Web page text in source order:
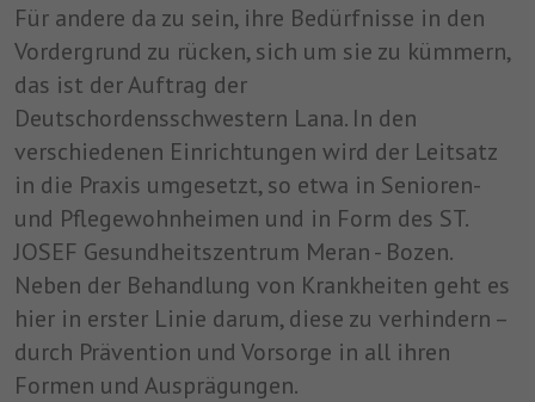
Für andere da zu sein, ihre Bedürfnisse in den
Vordergrund zu rücken, sich um sie zu kümmern,
das ist der Auftrag der
Deutschordensschwestern Lana. In den
verschiedenen Einrichtungen wird der Leitsatz
in die Praxis umgesetzt, so etwa in Senioren-
und Pflegewohnheimen und in Form des ST.
JOSEF Gesundheitszentrum Meran - Bozen.
Neben der Behandlung von Krankheiten geht es
hier in erster Linie darum, diese zu verhindern –
durch Prävention und Vorsorge in all ihren
Formen und Ausprägungen.